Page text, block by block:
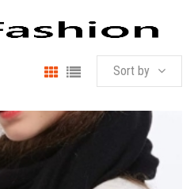
Sort by